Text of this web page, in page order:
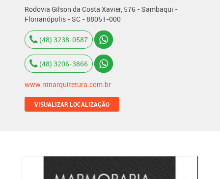
Rodovia Gilson da Costa Xavier, 576 - Sambaqui -
Florianópolis - SC - 88051-000
(48) 3238-0587
(48) 3206-3866
www.ntnarquitetura.com.br
VISUALIZAR LOCALIZAÇÃO